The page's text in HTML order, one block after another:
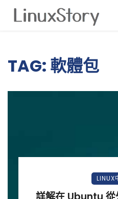
TAG: 軟體包
LINUX